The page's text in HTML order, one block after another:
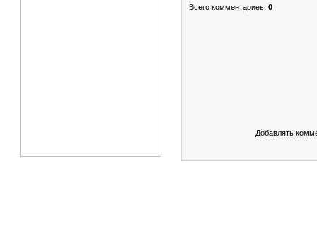
Всего комментариев: 0
Добавлять